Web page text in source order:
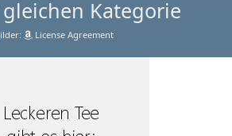
Kategorie
License Agreement